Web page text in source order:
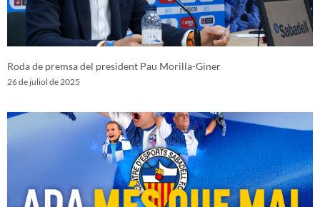
Roda de premsa del president Pau Morilla-Giner
26 de juliol de 2025